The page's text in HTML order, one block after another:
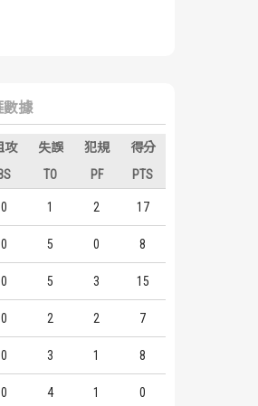
數據
攻 失誤 犯規
得分
BS TO PF PTS
0 1 2 17
0 5 0 8
0 5 3 15
0 2 2 7
0 3 1 8
0 4 1 0